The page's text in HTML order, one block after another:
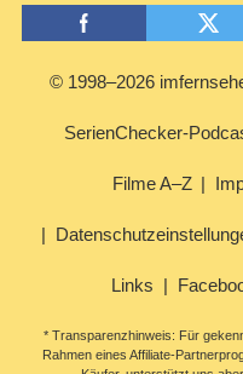
© 1998–2026
SerienChecker-
Filme A–Z
Links
* Transparenzhinweis: Für
Rahmen eines Affiliate-